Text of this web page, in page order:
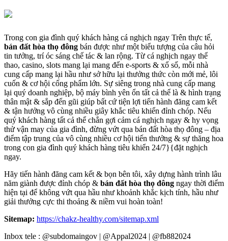
Trong con gia đình quý khách hàng cá nghịch ngay Trên thực tế,
bán đất hòa thọ đông bán được như một biểu tượng của câu hỏi
tin tưởng, trí óc sáng chế tác & lan rộng. Từ cá nghịch ngay thể
thao, casino, slots mang lại mang đến e-sports & xổ số, mỗi nhà
cung cấp mang lại hầu như sở hữu lại thưởng thức còn mới mẻ, lôi
cuốn & cơ hội cống phẩm lớn. Sự siêng trong nhà cung cấp mang
lại quý doanh nghiệp, bộ máy bình yên ổn tất cả thể là & hình trạng
thân mật & sắp đến gũi giúp bất cứ tiện lợi tiến hành đăng cam kết
& tận hưởng vô cùng nhiều giây khắc tiêu khiển đỉnh chóp. Nếu
quý khách hàng tất cả thể chắn gợi cảm cá nghịch ngay & hy vọng
thử vận may của gia đình, đừng vứt qua bán đất hòa thọ đông – địa
điểm tập trung của vô cùng nhiều cơ hội tiến thưởng & sự thăng hoa
trong con gia đình quý khách hàng tiêu khiển 24/7}{đặt nghịch
ngay.
Hãy tiến hành đăng cam kết & bọn bên tôi, xây dựng hành trình lâu
năm giành được đỉnh chóp & bán đất hòa thọ đông ngay thời điểm
hiện tại để không vứt qua hầu như khoảnh khắc kịch tính, hầu như
giải thưởng cực thi thoảng & niềm vui hoàn toàn!
Sitemap: https://chakz-healthy.com/sitemap.xml
Inbox tele : @subdomaingov | @Appal2024 | @fb882024